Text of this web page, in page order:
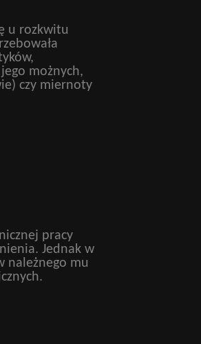
u rozkwitu
możnych,
czy miernoty
pracy
Jednak w
należnego mu